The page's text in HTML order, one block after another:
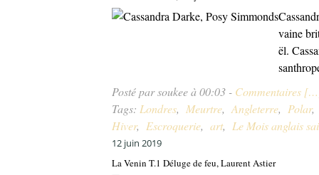
vaine
ël.
Posté par soukee à 00:03 - Commentaires […
Tags: Londres, Meurtre, Angleterre, Polar
Hiver, Escroquerie, art, Le Mois anglais
12 juin 2019
La Venin T.1 Déluge de feu, Laurent Astier